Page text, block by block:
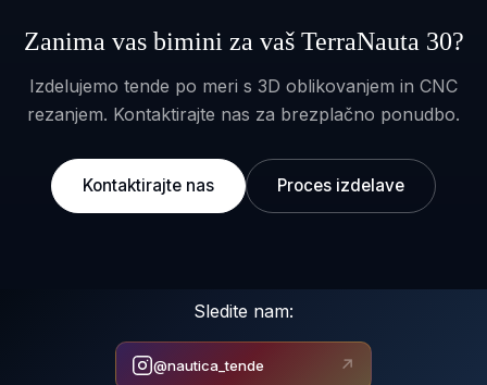
Zanima vas bimini za vaš TerraNauta 30?
Izdelujemo tende po meri s 3D oblikovanjem in CNC
rezanjem. Kontaktirajte nas za brezplačno ponudbo.
Kontaktirajte nas Proces izdelave
Sledite nam:
@nautica_tende ↗